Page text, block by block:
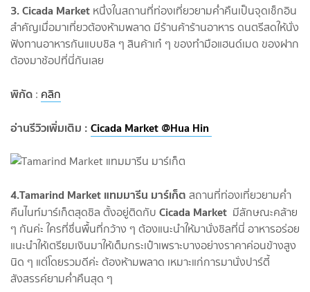
3. Cicada Market หนึ่งในสถานที่ท่องเที่ยวยามค่ำคืนเป็นจุดเช็กอิน
สำคัญเมื่อมาเที่ยวต้องห้ามพลาด มีร้านค้าร้านอาหาร ดนตรีสดให้นั่ง
ฟังทานอาหารกันแบบชิล ๆ สินค้าเก๋ ๆ ของทำมือแฮนด์เมด ของฝาก
ต้องมาช้อปที่นี่กันเลย
พิกัด : คลิก
อ่านรีวิวเพิ่มเติม :Cicada Market @Hua Hin
4.Tamarind Market แทมมารีน มาร์เก็ต สถานที่ท่องเที่ยวยามค่ำ
คืนไนท์มาร์เก็ตสุดชิล ตั้งอยู่ติดกับ Cicada Market มีลักษณะคล้าย
ๆ กันค่ะ ใครที่ชื่นพื้นที่กว้าง ๆ ต้องแนะนำให้มานั่งชิลที่นี่ อาหารอร่อย
แนะนำให้เตรียมเงินมาให้เต็มกระเป๋าเพราะบางอย่างราคาค่อนข้างสูง
นิด ๆ แต่โดยรวมดีค่ะ ต้องห้ามพลาด เหมาะแก่การมานั่งปาร์ตี้
สังสรรค์ยามค่ำคืนสุด ๆ